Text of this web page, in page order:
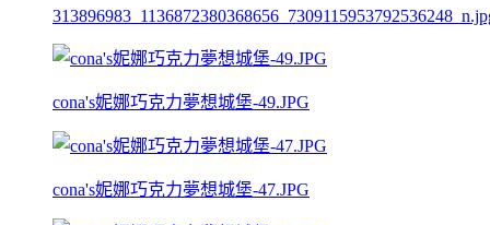
cona's妮娜巧克力夢想城堡-49.JPG
cona's妮娜巧克力夢想城堡-47.JPG